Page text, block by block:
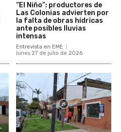
“El Niño”: productores de
Las Colonias advierten por
la falta de obras hídricas
ante posibles lluvias
intensas
Entrevista en EME
lunes 27 de julio de 2026